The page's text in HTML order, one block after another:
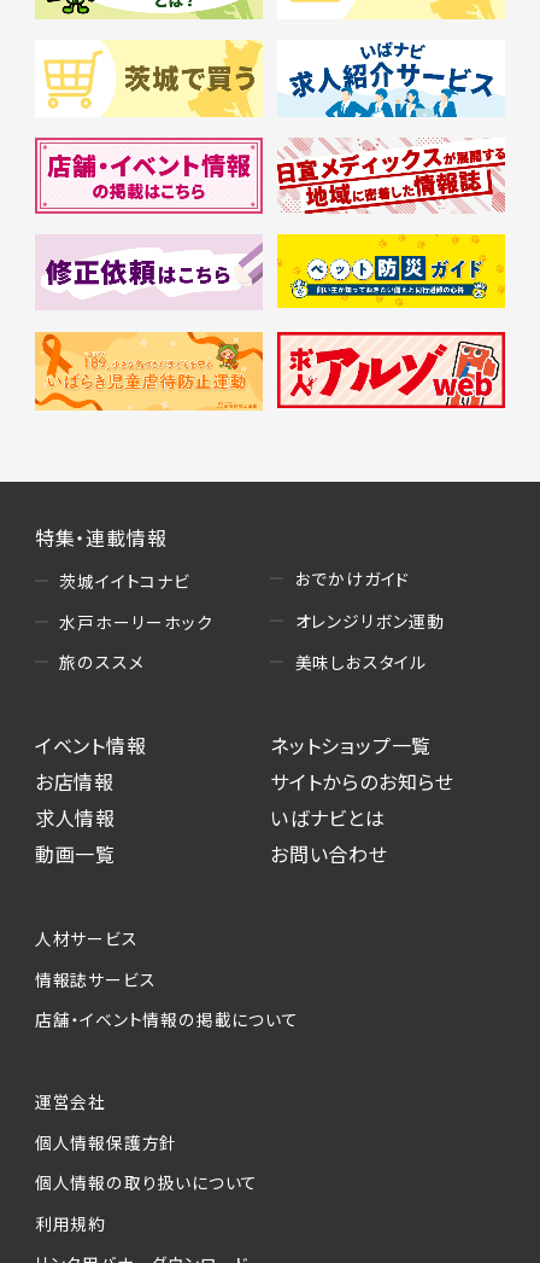
特集・連載情報
茨城イイトコナビ
水戸ホーリーホック
旅のススメ
おでかけガイド
オレンジリボン運動
美味しおスタイル
イベント情報
お店情報
求人情報
動画一覧
ネットショップ一覧
サイトからのお知らせ
いばナビとは
お問い合わせ
人材サービス
情報誌サービス
店舗・イベント情報の掲載について
運営会社
個人情報保護方針
個人情報の取り扱いについて
利用規約